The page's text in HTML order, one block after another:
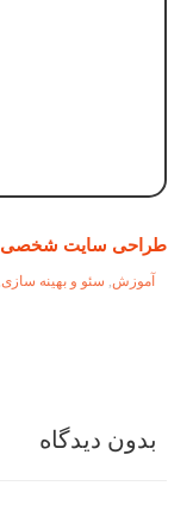
طراحی سایت شخصی
آموزش سئو و بهینه سازی
بدون دیدگاه